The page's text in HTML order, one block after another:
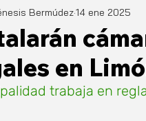
en
Bermúdez14 ene 2025
trabaja en